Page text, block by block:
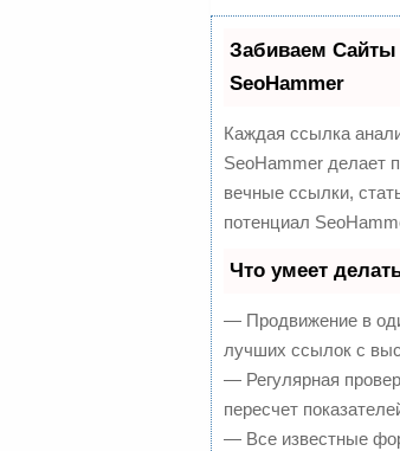
Забиваем
SeoHammer
Каждая ссылка
SeoHammer делает
вечные ссылки,
потенциал
Что умеет
— Продвижение в
лучших ссылок с
— Регулярная
пересчет
— Все известные